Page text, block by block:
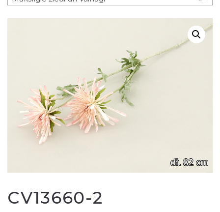
CV13660-2